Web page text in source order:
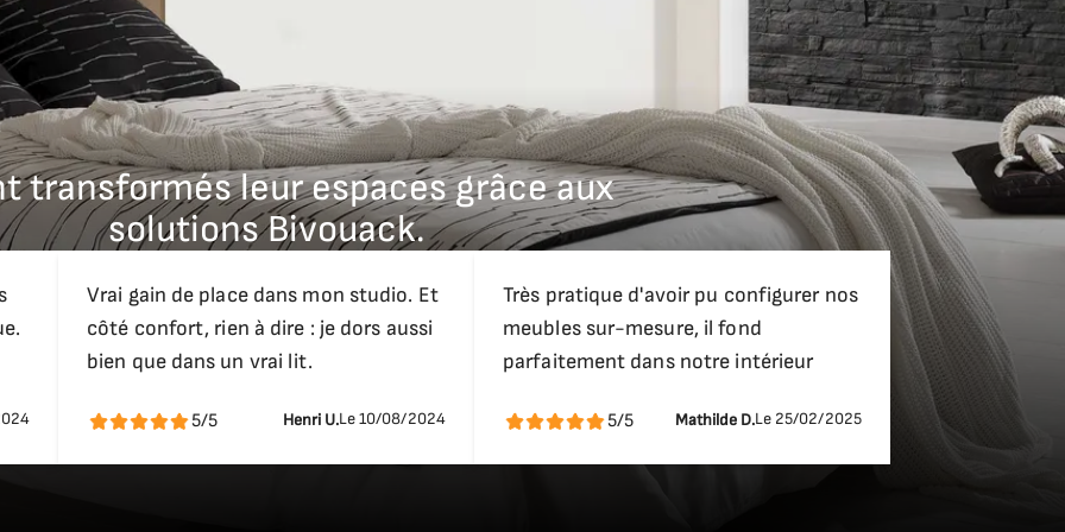
parfaitement adapté à une utilisation quotidienne en
finitions selon vos goûts et les contraintes de votre espace.
220 cm
162,6 cm
42 cm
221 cm
84285
240 cm
transformés leur espaces grâce aux
solutions Bivouack.
Vrai gain de place dans mon studio. Et
côté confort, rien à dire : je dors aussi
bien que dans un vrai lit.
5/5 Henri U.Le 10/08/2024
Très pratique d'avoir pu configurer nos
meubles sur-mesure, il fond
parfaitement dans notre intérieur
5/5 Mathilde D.Le 25/02/2025